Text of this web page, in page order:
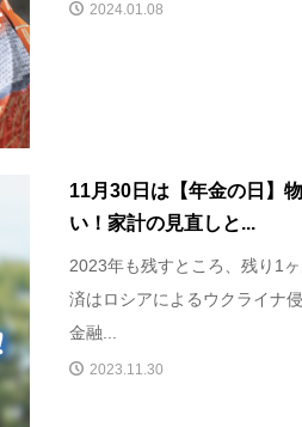
2024.01.08
11月30日は【年金の日】
い！家計の見直しと...
2023年も残すところ、残り1
済はロシアによるウクライナ
金融...
2023.11.30